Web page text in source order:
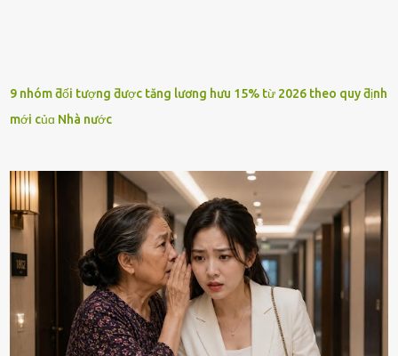
9 nhóm ƌối tượng ƌược tăng lương hưu 15% từ 2026 theo quy ƌịnh
mới củɑ Nhà nước